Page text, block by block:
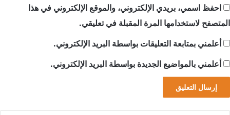
احفظ اسمي، بريدي الإلكتروني، والموقع الإلكتروني في هذا
المتصفح لاستخدامها المرة المقبلة في تعليقي.
أعلمني بمتابعة التعليقات بواسطة البريد الإلكتروني.
أعلمني بالمواضيع الجديدة بواسطة البريد الإلكتروني.